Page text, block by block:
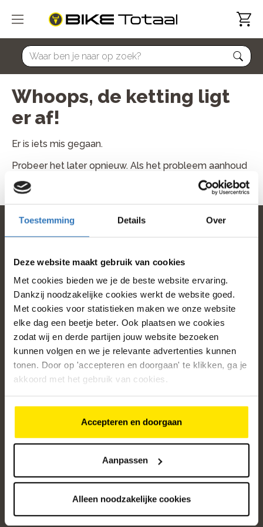
Toestemming Details Over
Deze website maakt gebruik van cookies
Met cookies bieden we je de beste website ervaring.
Dankzij noodzakelijke cookies werkt de website goed.
Met cookies voor statistieken maken we onze website
elke dag een beetje beter. Ook plaatsen we cookies
zodat wij en derde partijen jouw website bezoeken
kunnen volgen en we je relevante advertenties kunnen
tonen. Door op 'accepteren en doorgaan' te klikken, ga je
akkoord met het gebruik van cookies.
Accepteren en doorgaan
Aanpassen
Alleen noodzakelijke cookies
home
Whoops, de ketting ligt
er af!
Er is iets mis gegaan.
Probeer het later opnieuw. Als het probleem aanhoud
neem dan contact met ons op.
home
Populaire categorieën
Onze service
Klantenservice
Over ons
4.8 /5
Altijd op de hoogte van onze acties
Ontvang de beste aanbiedingen en persoonlijk advies.
Aanmelden